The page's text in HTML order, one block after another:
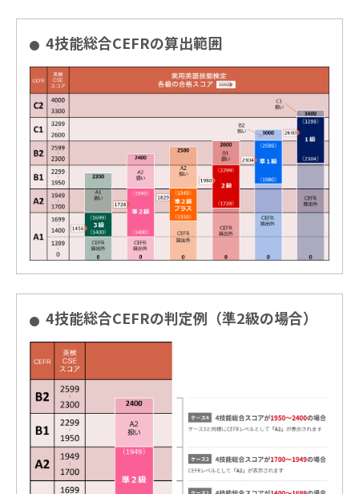
4技能総合CEFRの算出範囲
4技能総合CEFRの判定例（準2級の場合）